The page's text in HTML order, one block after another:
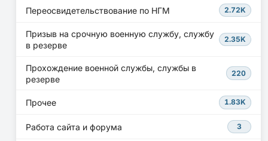
Переосвидетельствование по НГМ 2.72K
Призыв на срочную военную службу, службу
в резерве
2.35K
Прохождение военной службы, службы в
резерве
220
Прочее 1.83K
Работа сайта и форума 3